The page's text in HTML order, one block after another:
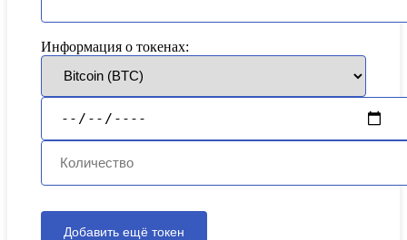
Информация о токенах:
Добавить ещё токен